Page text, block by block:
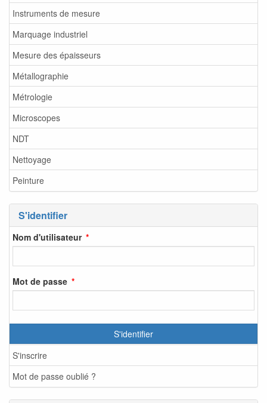
Instruments de mesure
Marquage industriel
Mesure des épaisseurs
Métallographie
Métrologie
Microscopes
NDT
Nettoyage
Peinture
S'identifier
Nom d'utilisateur
Mot de passe
S'identifier
S'inscrire
Mot de passe oublié ?